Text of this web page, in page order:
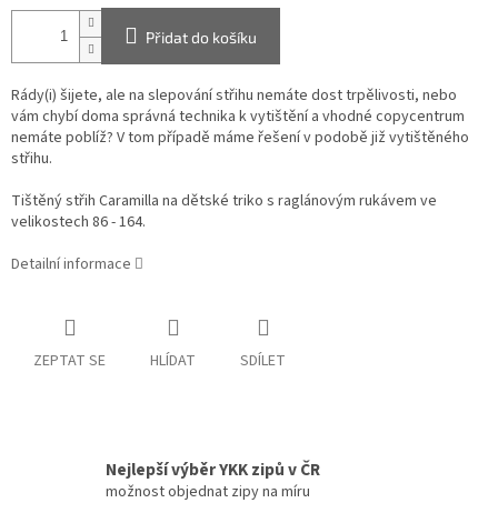
Přidat do košíku
Rády(i) šijete, ale na slepování střihu nemáte dost trpělivosti, nebo
vám chybí doma správná technika k vytištění a vhodné copycentrum
nemáte poblíž? V tom případě máme řešení v podobě již vytištěného
střihu.
Tištěný střih Caramilla na dětské triko s raglánovým rukávem ve
velikostech 86 - 164.
Detailní informace
ZEPTAT SE HLÍDAT SDÍLET
Nejlepší výběr YKK zipů v ČR
možnost objednat zipy na míru